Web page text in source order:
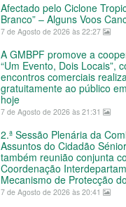
Afectado pelo Ciclone
Branco” – Alguns Voos
7 de Agosto de 2026 às 22:27
A GMBPF promove a
“Um Evento, Dois Locais”,
encontros comerciais
gratuitamente ao público
hoje
7 de Agosto de 2026 às 21:31
2.ª Sessão Plenária da
Assuntos do Cidadão
também reunião conjunta
Coordenação
Mecanismo de Protecção
7 de Agosto de 2026 às 20:41